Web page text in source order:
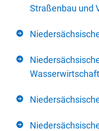
Straßenbau und